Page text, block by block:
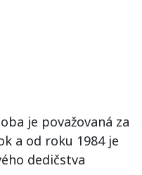
je považovaná za
a od roku 1984 je
dedičstva